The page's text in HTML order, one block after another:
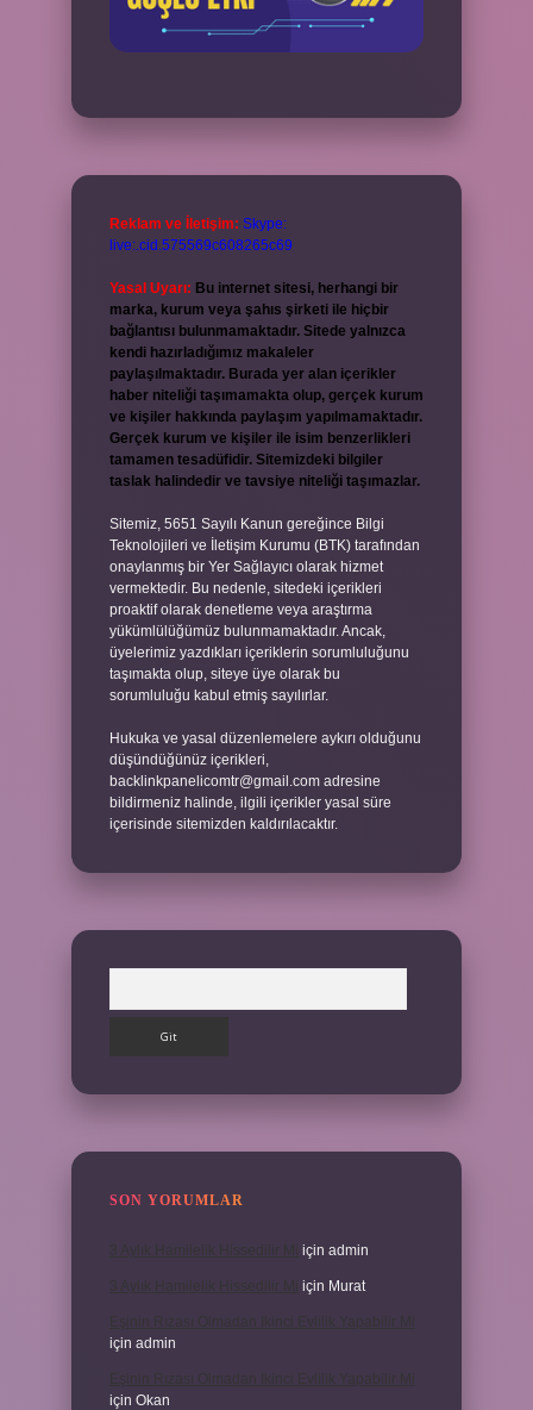
Reklam ve İletişim: Skype:
live:.cid.575569c608265c69
Yasal Uyarı: Bu internet sitesi, herhangi bir
marka, kurum veya şahıs şirketi ile hiçbir
bağlantısı bulunmamaktadır. Sitede yalnızca
kendi hazırladığımız makaleler
paylaşılmaktadır. Burada yer alan içerikler
haber niteliği taşımamakta olup, gerçek kurum
ve kişiler hakkında paylaşım yapılmamaktadır.
Gerçek kurum ve kişiler ile isim benzerlikleri
tamamen tesadüfidir. Sitemizdeki bilgiler
taslak halindedir ve tavsiye niteliği taşımazlar.
Sitemiz, 5651 Sayılı Kanun gereğince Bilgi
Teknolojileri ve İletişim Kurumu (BTK) tarafından
onaylanmış bir Yer Sağlayıcı olarak hizmet
vermektedir. Bu nedenle, sitedeki içerikleri
proaktif olarak denetleme veya araştırma
yükümlülüğümüz bulunmamaktadır. Ancak,
üyelerimiz yazdıkları içeriklerin sorumluluğunu
taşımakta olup, siteye üye olarak bu
sorumluluğu kabul etmiş sayılırlar.
Hukuka ve yasal düzenlemelere aykırı olduğunu
düşündüğünüz içerikleri,
backlinkpanelicomtr@gmail.com adresine
bildirmeniz halinde, ilgili içerikler yasal süre
içerisinde sitemizden kaldırılacaktır.
SON YORUMLAR
için admin
için Murat
için admin
için Okan